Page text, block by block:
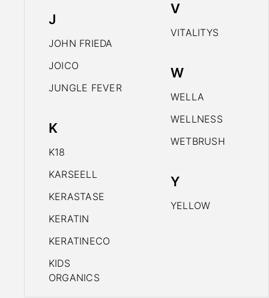
J
JOHN FRIEDA
JOICO
JUNGLE FEVER
K
K18
KARSEELL
KERASTASE
KERATIN
KERATINECO
KIDS
ORGANICS
V
VITALITYS
W
WELLA
WELLNESS
WETBRUSH
Y
YELLOW